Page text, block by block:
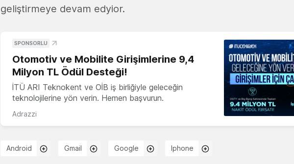
geliştirmeye devam edyior.
SPONSORLU
Otomotiv ve Mobilite Girişimlerine 9,4
Milyon TL Ödül Desteği!
İTÜ ARI Teknokent ve OİB iş birliğiyle geleceğin
teknolojilerine yön verin. Hemen başvurun.
Adrazzi
Android Gmail Google Iphone